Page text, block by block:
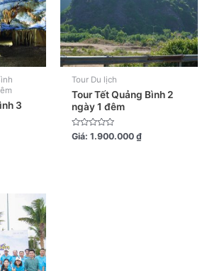
3
Tour Du lịch
Tour Tết Quảng Bình 2
ngày 1 đêm
Được
xếp
Giá: 1.900.000₫